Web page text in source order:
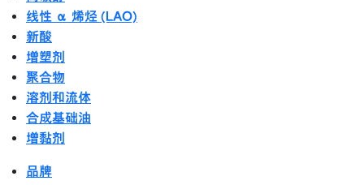
线性 α 烯烃 (LAO)
新酸
增塑剂
聚合物
溶剂和流体
合成基础油
增黏剂
品牌